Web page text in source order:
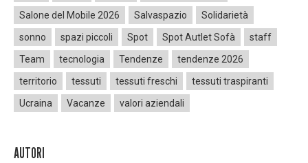
Salone del Mobile 2026
Salvaspazio
Solidarietà
sonno
spazi piccoli Spot Spot Autlet Sofà
staff
Team
tecnologia Tendenze
tendenze 2026
territorio
tessuti tessuti freschi
tessuti traspiranti
Ucraina
Vacanze valori aziendali
AUTORI